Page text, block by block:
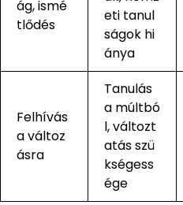
ág, ismé
tlődés
eti tanul
ságok hi
ánya
Felhívás
a változ
ásra
Tanulás
a múltbó
l, változt
atás szü
kségess
ége